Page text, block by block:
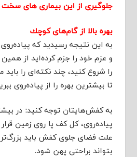
جلوگیری از این بیماری های سخت
بهره بالا از گام‌های كوچك
به این نتیجه رسیدید كه
و عزم خود را جزم كرده‌اید از همین
را شروع كنید، چند نكته‌ای را باید
تا بیشترین بهره را از پیاده‌روی
به كفش‌هایتان توجه كنید: در
پیاده‌روی، كل كف پا روی زمین
علت فضای جلوی كفش باید بزرگ‌تر
بتواند براحتی پهن شود.